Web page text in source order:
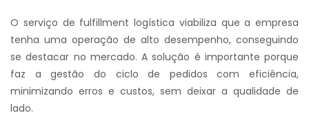
O serviço de fulfillment logística viabiliza que a empresa
tenha uma operação de alto desempenho, conseguindo
se destacar no mercado. A solução é importante porque
faz a gestão do ciclo de pedidos com eficiência,
minimizando erros e custos, sem deixar a qualidade de
lado.